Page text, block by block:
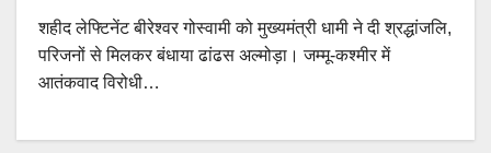
शहीद लेफ्टिनेंट बीरेश्वर गोस्वामी को मुख्यमंत्री धामी ने दी श्रद्धांजलि,
परिजनों से मिलकर बंधाया ढांढस अल्मोड़ा। जम्मू-कश्मीर में
आतंकवाद विरोधी…